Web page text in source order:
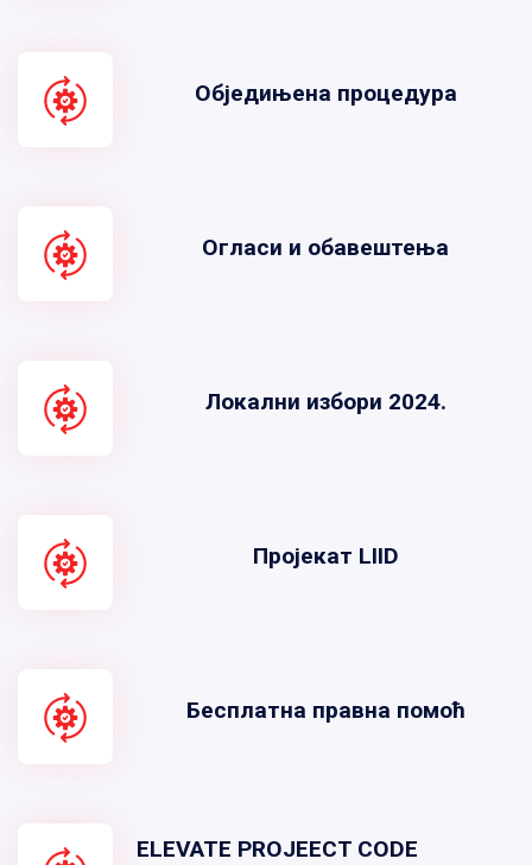
Обједињена процедура
Огласи и обавештења
Локални избори 2024.
Пројекат LIID
Бесплатна правна помоћ
ELEVATE PROJEECT CODE